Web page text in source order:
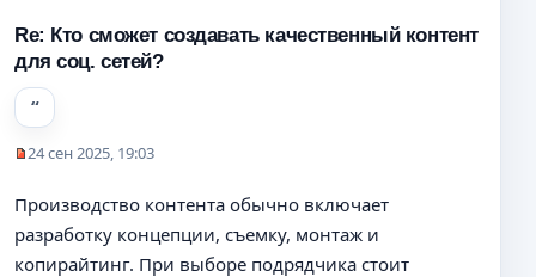
щ
н
и
Re: Кто сможет создавать качественный контент
для соц. сетей?
п
р
о
24 сен 2025, 19:03
Производство контента обычно включает
разработку концепции, съемку, монтаж и
копирайтинг. При выборе подрядчика стоит